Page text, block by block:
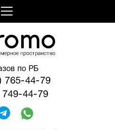
по РБ
765-44-79
749-44-79